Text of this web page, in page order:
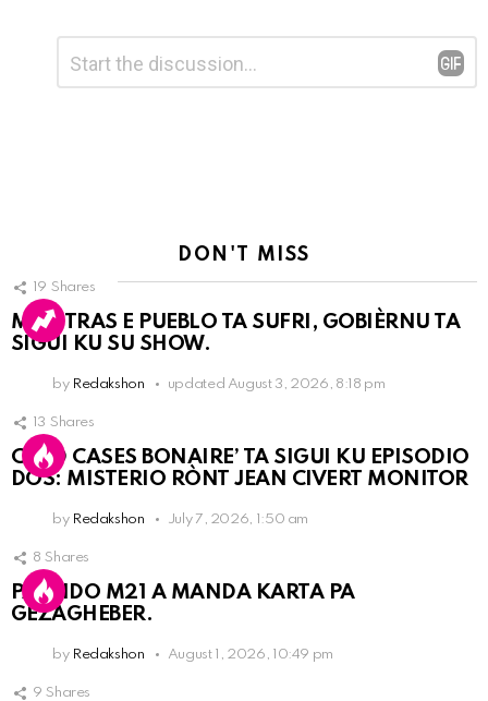
Reply
DON'T MISS
19 Shares
MIENTRAS E PUEBLO TA SUFRI, GOBIÈRNU TA
SIGUI KU SU SHOW.
by Redakshon updated August 3, 2026, 8:18 pm
13 Shares
COLD CASES BONAIRE’ TA SIGUI KU EPISODIO
DOS: MISTERIO RÒNT JEAN CIVERT MONITOR
by Redakshon July 7, 2026, 1:50 am
8 Shares
PARTIDO M21 A MANDA KARTA PA
GEZAGHEBER.
by Redakshon August 1, 2026, 10:49 pm
9 Shares